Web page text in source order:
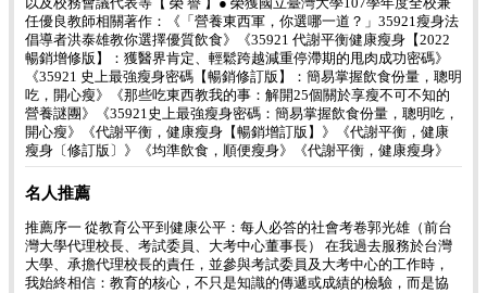
任優良教師相關著作：《「營養東西軍，你選哪一道？」35921瘦身法
倡導者洪泰雄教你選擇優質飲食》《35921 代謝平衡健康瘦身【2022
暢銷增修版】：獲醫界肯定、輕鬆跨越減重停滯期的甩肉成功密碼》
《35921 史上最強瘦身密碼【暢銷修訂版】：簡易掌握飲食份量，聰明
吃，開心瘦》《那些吃東西教我的事：解開25個關於享瘦不可不知的
營養謎團》《35921史上最強瘦身密碼：簡易掌握飲食份量，聰明吃，
開心瘦》《代謝平衡，健康瘦身【暢銷增訂版】》《代謝平衡，健康
瘦身〔修訂版〕》《均準飲食，順便瘦身》《代謝平衡，健康瘦身》
名人推薦
推薦序一 從教育公平到健康公平：每人必答的社會考卷郭光雄（前台
灣大學代理校長、考試委員、大考中心董事長） 在我過去服務於台灣
大學、承擔代理校長的責任，並參與考試委員及大考中心的工作時，
我始終相信：教育的核心，不只是知識的傳遞或成績的檢驗，而是協